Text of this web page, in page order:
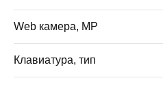
Web камера, MP
Клавиатура, тип